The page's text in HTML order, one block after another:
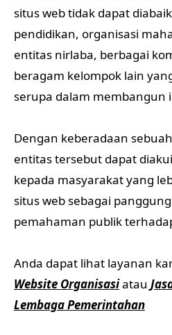
situs web tidak dapat
pendidikan, organisasi
entitas nirlaba, berbagai
beragam kelompok lain
serupa dalam membangun
Dengan keberadaan
entitas tersebut dapat
kepada masyarakat yang
situs web sebagai
pemahaman publik
Anda dapat lihat layanan
Website Organisasiatau
Lembaga Pemerintahan